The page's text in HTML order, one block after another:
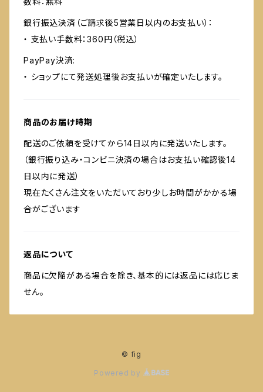
銀行振込決済（ご請求後5営業日以内のお支払い）：
・ 支払い手数料：360円（税込）
PayPay決済:
・ ショップにて発送処理後お支払いが確定いたします。
商品のお届け時期
配送のご依頼を受けてから14日以内に発送いたします。
（銀行振り込み・コンビニ決済の場合はお支払い確認後14
日以内に発送）
現在たくさん注文をいただいており少しお時間がかかる場
合がございます
返品について
商品に欠陥がある場合を除き、基本的には返品には応じま
せん。
© fig
Powered by